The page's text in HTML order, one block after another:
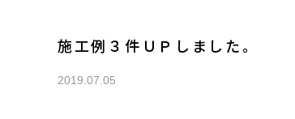
施工例３件ＵＰしました。
2019.07.05